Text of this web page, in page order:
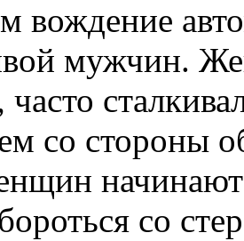
вождение
мужчин.
часто
со стороны
со